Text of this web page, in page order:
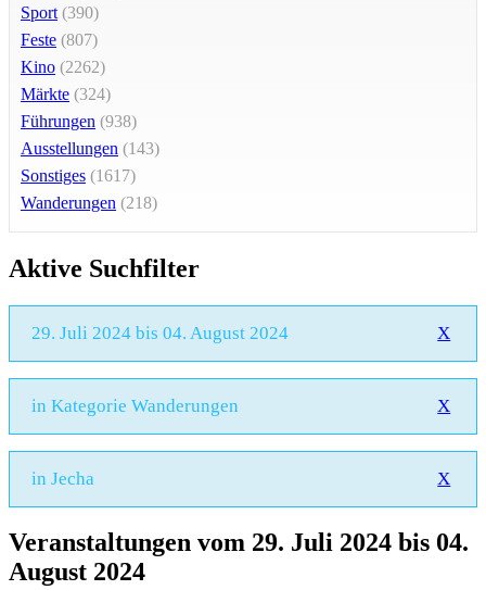
Sport (390)
Feste (807)
Kino (2262)
Märkte (324)
Führungen (938)
Ausstellungen (143)
Sonstiges (1617)
Wanderungen (218)
Aktive Suchfilter
29. Juli 2024 bis 04. August 2024 X
in Kategorie Wanderungen X
in Jecha X
Veranstaltungen vom 29. Juli 2024 bis 04.
August 2024